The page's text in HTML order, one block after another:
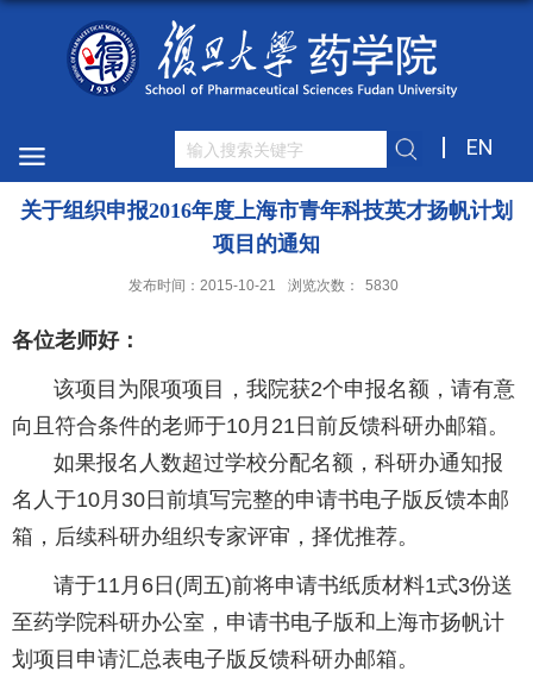
EN
关于组织申报2016年度上海市青年科技英才扬帆计划
项目的通知
发布时间：2015-10-21 浏览次数： 5830
各位老师好：
该项目为限项项目，我院获2个申报名额，请有意
向且符合条件的老师于10月21日前反馈科研办邮箱。
如果报名人数超过学校分配名额，科研办通知报
名人于10月30日前填写完整的申请书电子版反馈本邮
箱，后续科研办组织专家评审，择优推荐。
请于11月6日(周五)前将申请书纸质材料1式3份送
至药学院科研办公室，申请书电子版和上海市扬帆计
划项目申请汇总表电子版反馈科研办邮箱。